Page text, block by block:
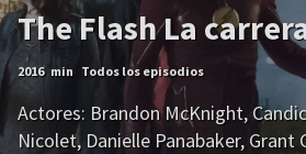
AHORA EN
Netflix
Disney HBO-Max
The Flash La
2016 min Todos los episodios
Actores: Brandon McKnight,
Nicolet, Danielle Panabaker, Grant